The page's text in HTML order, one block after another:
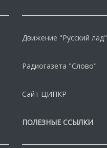
Движение "Русский лад"
Радиогазета "Слово"
Сайт ЦИПКР
ПОЛЕЗНЫЕ ССЫЛКИ